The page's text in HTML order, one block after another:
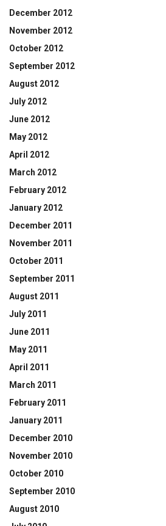
December 2012
November 2012
October 2012
September 2012
August 2012
July 2012
June 2012
May 2012
April 2012
March 2012
February 2012
January 2012
December 2011
November 2011
October 2011
September 2011
August 2011
July 2011
June 2011
May 2011
April 2011
March 2011
February 2011
January 2011
December 2010
November 2010
October 2010
September 2010
August 2010